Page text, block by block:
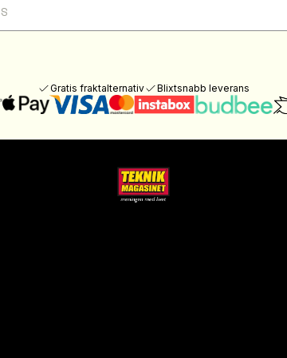
Gratis fraktalternativ Blixtsnabb leverans